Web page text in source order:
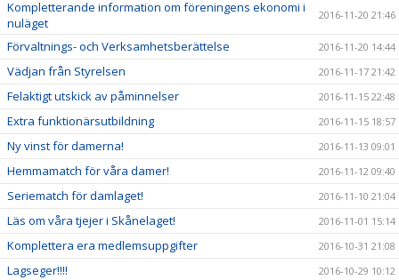
Kompletterande information om föreningens ekonomi i
nuläget
2016-11-20 21:46
Förvaltnings- och Verksamhetsberättelse 2016-11-20 14:44
Vädjan från Styrelsen 2016-11-17 21:42
Felaktigt utskick av påminnelser 2016-11-15 22:48
Extra funktionärsutbildning 2016-11-15 18:57
Ny vinst för damerna! 2016-11-13 09:01
Hemmamatch för våra damer! 2016-11-12 09:40
Seriematch för damlaget! 2016-11-10 21:04
Läs om våra tjejer i Skånelaget! 2016-11-01 15:14
Komplettera era medlemsuppgifter 2016-10-31 21:08
Lagseger!!!! 2016-10-29 10:12